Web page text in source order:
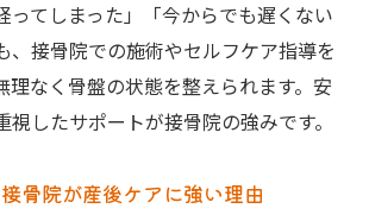
る産後の股関節や姿勢の調整法
学ぶ産後股関節の正しい動かし方
けでなく姿勢全体を整える施術の流
ってしまった」「今からでも遅くない
、接骨院での施術やセルフケア指導を
理なく骨盤の状態を整えられます。安
したサポートが接骨院の強みです。
骨院が産後ケアに強い理由